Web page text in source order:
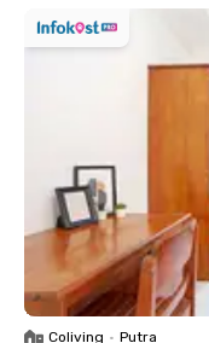
Coliving • Putra